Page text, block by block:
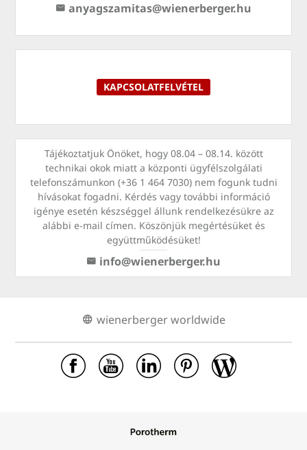
anyagszamitas@wienerberger.hu
KAPCSOLATFELVÉTEL
Tájékoztatjuk Önöket, hogy 08.04 – 08.14. között
technikai okok miatt a központi ügyfélszolgálati
telefonszámunkon (+36 1 464 7030) nem fogunk tudni
hívásokat fogadni. Kérdés vagy további információ
igénye esetén készséggel állunk rendelkezésükre az
alábbi e-mail címen. Köszönjük megértésüket és
együttműködésüket!
info@wienerberger.hu
wienerberger worldwide